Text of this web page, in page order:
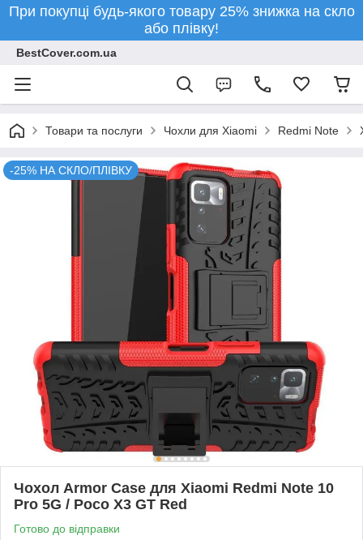
При покупці будь-якого товару 25% знижка на скло
або плівку!
BestCover.com.ua
Товари та послуги Чохли для Xiaomi Redmi Note
-25% НА СКЛО/ПЛІВКУ
Чохол Armor Case для Xiaomi Redmi Note 10
Pro 5G / Poco X3 GT Red
Готово до відправки